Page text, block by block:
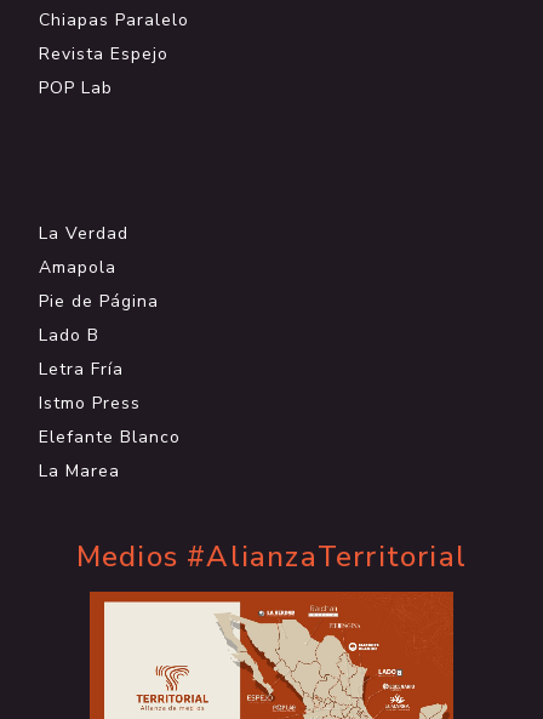
Chiapas Paralelo
Revista Espejo
POP Lab
La Verdad
Amapola
Pie de Página
Lado B
Letra Fría
Istmo Press
Elefante Blanco
La Marea
Medios #AlianzaTerritorial